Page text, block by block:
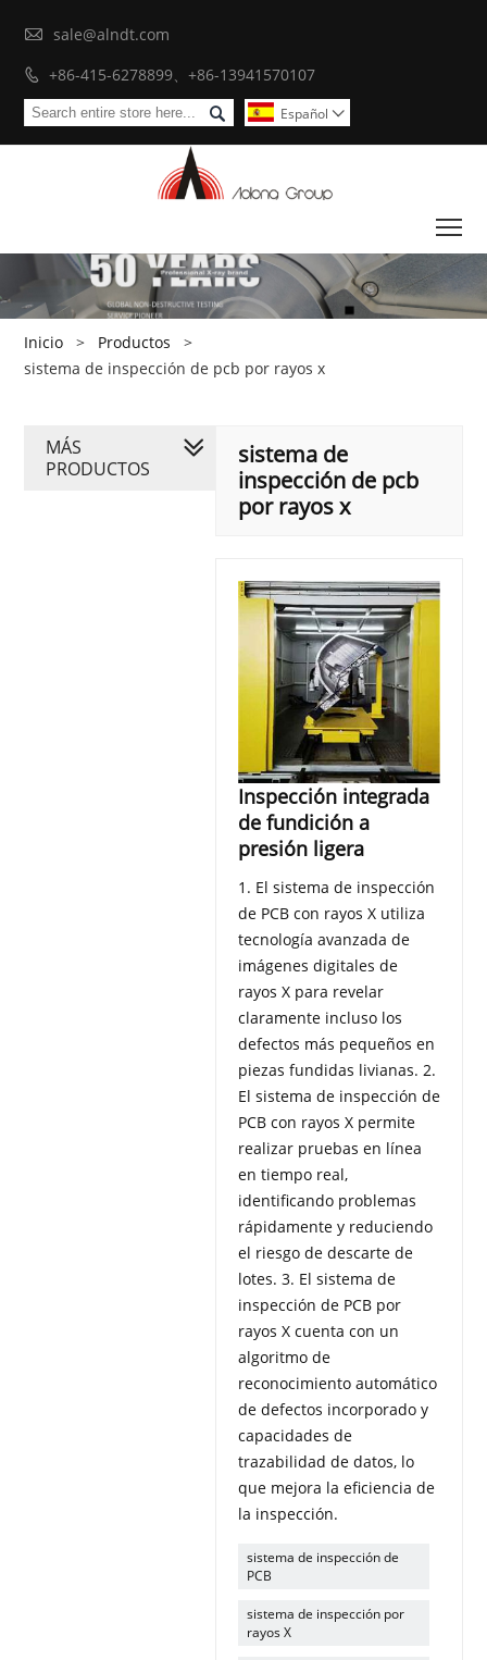
 sale@alndt.com
 +86-415-6278899、+86-13941570107
 Español 
Inicio > Productos
>
sistema de inspección de pcb por rayos x
sistema de
inspección de pcb
por rayos x
Inspección integrada
de fundición a
presión ligera
1. El sistema de inspección
de PCB con rayos X utiliza
tecnología avanzada de
imágenes digitales de
rayos X para revelar
claramente incluso los
defectos más pequeños en
piezas fundidas livianas. 2.
El sistema de inspección de
PCB con rayos X permite
realizar pruebas en línea
en tiempo real,
identificando problemas
rápidamente y reduciendo
el riesgo de descarte de
lotes. 3. El sistema de
inspección de PCB por
rayos X cuenta con un
algoritmo de
reconocimiento automático
de defectos incorporado y
capacidades de
trazabilidad de datos, lo
que mejora la eficiencia de
la inspección.
sistema de inspección de
PCB
sistema de inspección por
rayos X
MÁS
PRODUCTOS